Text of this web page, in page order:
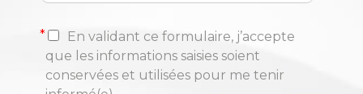
*
En validant ce formulaire, j’accepte
que les informations saisies soient
conservées et utilisées pour me tenir